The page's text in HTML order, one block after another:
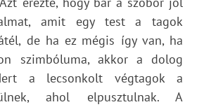
amit egy test a tagok
de ha ez mégis így van, ha
szimbóluma, akkor a dolog
a lecsonkolt végtagok a
ahol elpusztulnak. A